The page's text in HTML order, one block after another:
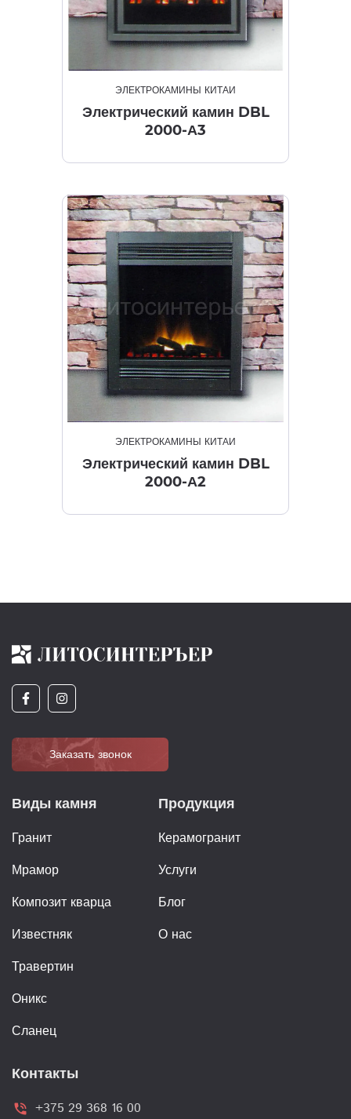
ЭЛЕКТРОКАМИНЫ КИТАЙ
Электрический камин DBL
2000-А3
ЭЛЕКТРОКАМИНЫ КИТАЙ
Электрический камин DBL
2000-А2
Заказать звонок
Виды камня
Гранит
Мрамор
Композит кварца
Известняк
Травертин
Оникс
Сланец
Продукция
Керамогранит
Услуги
Блог
О нас
Контакты
phone_in_talk +375 29 368 16 00